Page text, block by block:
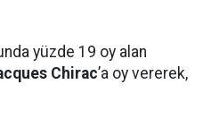
yüzde 19 oy alan
Chirac’a oy vererek,